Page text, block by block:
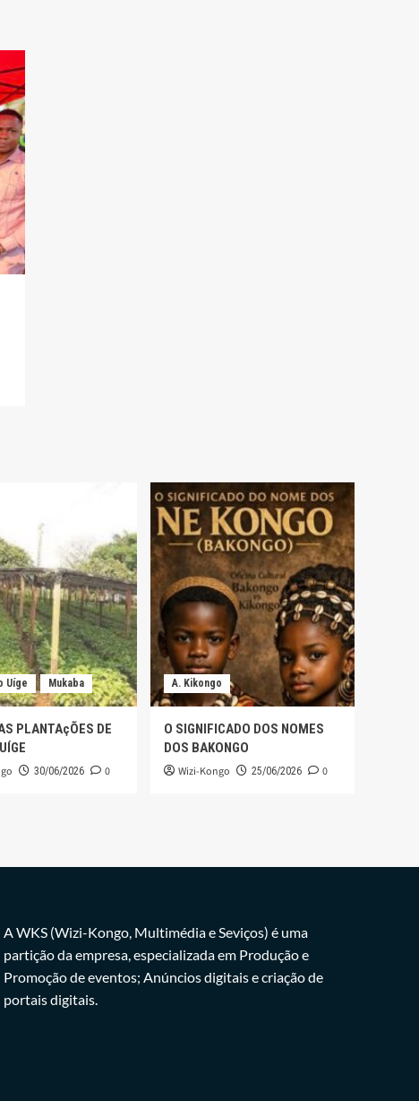
Uíge Mukaba
PLANTAçÕES DE
30/06/2026 0
A. Kikongo
O SIGNIFICADO DOS NOMES
DOS BAKONGO
Wizi-Kongo 25/06/2026 0
A WKS (Wizi-Kongo, Multimédia e Seviços) é uma
partição da empresa, especializada em Produção e
Promoção de eventos; Anúncios digitais e criação de
portais digitais.